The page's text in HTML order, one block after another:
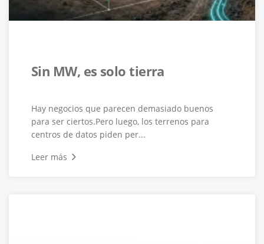
Sin MW, es solo tierra
Hay negocios que parecen demasiado buenos
para ser ciertos.Pero luego, los terrenos para
centros de datos piden per...
Leer más